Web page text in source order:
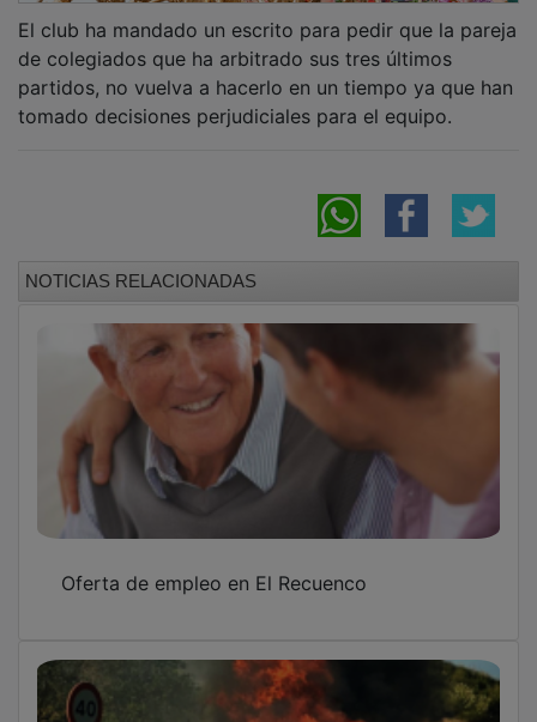
de colegiados que ha arbitrado sus tres últimos
partidos, no vuelva a hacerlo en un tiempo ya que han
tomado decisiones perjudiciales para el equipo.